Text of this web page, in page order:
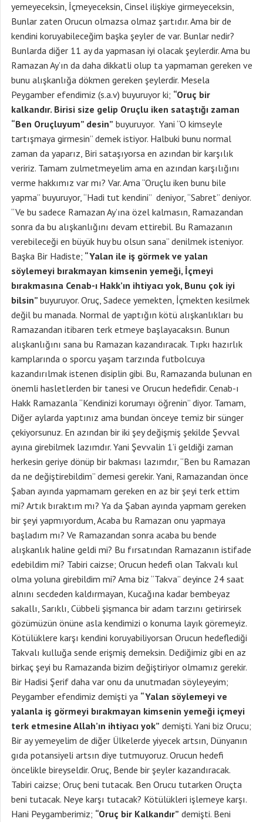
yemeyeceksin, İçmeyeceksin, Cinsel ilişkiye girmeyeceksin,
Bunlar zaten Orucun olmazsa olmaz şartıdır. Ama bir de
kendini koruyabileceğim başka şeyler de var. Bunlar nedir?
Bunlarda diğer 11 ay da yapmasan iyi olacak şeylerdir. Ama bu
Ramazan Ay’ın da daha dikkatli olup ta yapmaman gereken ve
bunu alışkanlığa dökmen gereken şeylerdir. Mesela
Peygamber efendimiz (s.a.v) buyuruyor ki; “Oruç bir
kalkandır. Birisi size gelip Oruçlu iken sataştığı zaman
“Ben Oruçluyum” desin” buyuruyor. Yani “O kimseyle
tartışmaya girmesin” demek istiyor. Halbuki bunu normal
zaman da yaparız, Biri sataşıyorsa en azından bir karşılık
veririz. Tamam zulmetmeyelim ama en azından karşılığını
verme hakkımız var mı? Var. Ama “Oruçlu iken bunu bile
yapma” buyuruyor, “Hadi tut kendini” deniyor, “Sabret” deniyor.
“Ve bu sadece Ramazan Ay’ına özel kalmasın, Ramazandan
sonra da bu alışkanlığını devam ettirebil. Bu Ramazanın
verebileceği en büyük huy bu olsun sana” denilmek isteniyor.
Başka Bir Hadiste; “Yalan ile iş görmek ve yalan
söylemeyi bırakmayan kimsenin yemeği, İçmeyi
bırakmasına Cenab-ı Hakk’ın ihtiyacı yok, Bunu çok iyi
bilsin” buyuruyor. Oruç, Sadece yemekten, İçmekten kesilmek
değil bu manada. Normal de yaptığın kötü alışkanlıkları bu
Ramazandan itibaren terk etmeye başlayacaksın. Bunun
alışkanlığını sana bu Ramazan kazandıracak. Tıpkı hazırlık
kamplarında o sporcu yaşam tarzında futbolcuya
kazandırılmak istenen disiplin gibi. Bu, Ramazanda bulunan en
önemli hasletlerden bir tanesi ve Orucun hedefidir. Cenab-ı
Hakk Ramazanla “Kendinizi korumayı öğrenin” diyor. Tamam,
Diğer aylarda yaptınız ama bundan önceye temiz bir sünger
çekiyorsunuz. En azından bir iki şey değişmiş şekilde Şevval
ayına girebilmek lazımdır. Yani Şevvalin 1’i geldiği zaman
herkesin geriye dönüp bir bakması lazımdır, “Ben bu Ramazan
da ne değiştirebildim” demesi gerekir. Yani, Ramazandan önce
Şaban ayında yapmamam gereken en az bir şeyi terk ettim
mi? Artık bıraktım mı? Ya da Şaban ayında yapmam gereken
bir şeyi yapmıyordum, Acaba bu Ramazan onu yapmaya
başladım mı? Ve Ramazandan sonra acaba bu bende
alışkanlık haline geldi mi? Bu fırsatından Ramazanın istifade
edebildim mi? Tabiri caizse; Orucun hedefi olan Takvalı kul
olma yoluna girebildim mi? Ama biz “Takva” deyince 24 saat
alnını secdeden kaldırmayan, Kucağına kadar bembeyaz
sakallı, Sarıklı, Cübbeli şişmanca bir adam tarzını getirirsek
gözümüzün önüne asla kendimizi o konuma layık göremeyiz.
Kötülüklere karşı kendini koruyabiliyorsan Orucun hedeflediği
Takvalı kulluğa sende erişmiş demeksin. Dediğimiz gibi en az
birkaç şeyi bu Ramazanda bizim değiştiriyor olmamız gerekir.
Bir Hadisi Şerif daha var onu da unutmadan söyleyeyim;
Peygamber efendimiz demişti ya “Yalan söylemeyi ve
yalanla iş görmeyi bırakmayan kimsenin yemeği içmeyi
terk etmesine Allah’ın ihtiyacı yok” demişti. Yani biz Orucu;
Bir ay yemeyelim de diğer Ülkelerde yiyecek artsın, Dünyanın
gıda potansiyeli artsın diye tutmuyoruz. Orucun hedefi
öncelikle bireyseldir. Oruç, Bende bir şeyler kazandıracak.
Tabiri caizse; Oruç beni tutacak. Ben Orucu tutarken Oruçta
beni tutacak. Neye karşı tutacak? Kötülükleri işlemeye karşı.
Hani Peygamberimiz; “Oruç bir Kalkandır” demişti. Beni